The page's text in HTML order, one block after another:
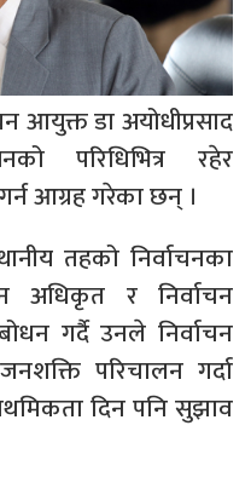
आयुक्त डा अयोधीप्रसाद
परिधिभित्र रहेर
आग्रह गरेका छन् ।
तहको निर्वाचनका
अधिकृत र निर्वाचन
गर्दै उनले निर्वाचन
परिचालन गर्दा
दिन पनि सुझाव